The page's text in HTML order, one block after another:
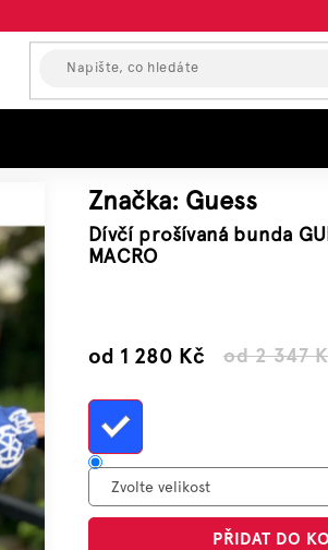
Dívčí prošívaná bunda
MACRO
Značka: Guess
od 2 347
od 1 280 Kč Měrná
PŘIDAT DO